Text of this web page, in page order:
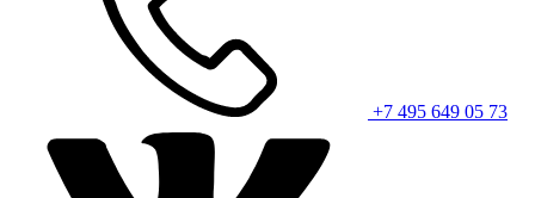
+7 495 649 05 73